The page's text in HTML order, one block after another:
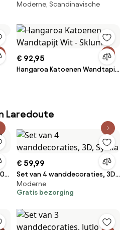
Silence 2
Moderne, Scandinavische
€ 92,95
Hangaroa Katoenen Wandtapijt
Laredoute
€ 59,99
Set van 4 wanddecoraties, 3D,
Synka
Moderne
Gratis bezorging